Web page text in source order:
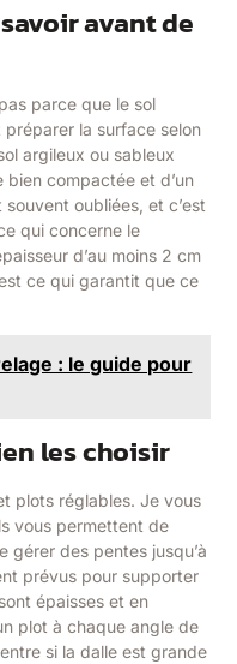
avant de
parce que le sol
préparer la surface selon
argileux ou sableux
bien compactée et d’un
oubliées, et c’est
qui concerne le
d’au moins 2 cm
ce qui garantit que ce
: le guide pour
les choisir
plots réglables. Je vous
vous permettent de
gérer des pentes jusqu’à
prévus pour supporter
épaisses et en
plot à chaque angle de
si la dalle est grande